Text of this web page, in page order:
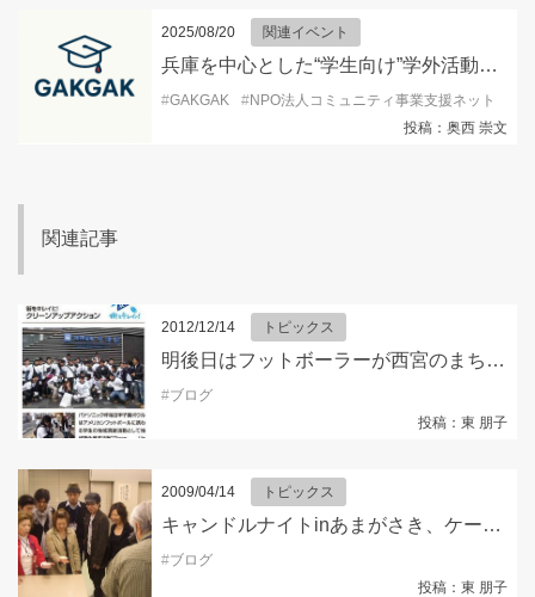
2025/08/20 関連イベント
兵庫を中心とした“学生向け”学外活動情報を発信するSNSアカウント『GAKGAK 』開設！
#GAKGAK #NPO法人コミュニティ事業支援ネット
投稿：奥西 崇文
関連記事
2012/12/14 トピックス
明後日はフットボーラーが西宮のまちをキレイにします
#ブログ
投稿：東 朋子
2009/04/14 トピックス
キャンドルナイトinあまがさき、ケーブルTVで好評放映中です！
#ブログ
投稿：東 朋子